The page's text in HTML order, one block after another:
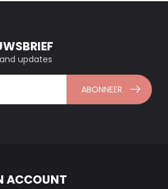
updates
ABONNEER
ACCOUNT